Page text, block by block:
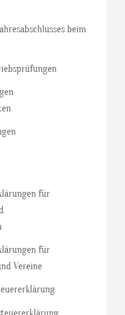
beim
für
für
Vereine